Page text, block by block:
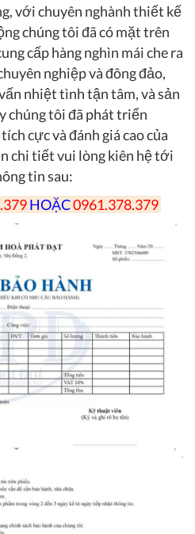
với chuyên nghành thiết kế
chúng tôi đã có mặt trên
cấp hàng nghìn mái che ra
nghiệp và đông đảo,
nhiệt tình tận tâm, và sản
chúng tôi đã phát triển
cực và đánh giá cao của
chi tiết vui lòng kiên hệ tới
tin sau:
HOẶC0961.378.379